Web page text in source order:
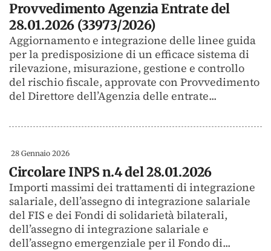
Provvedimento Agenzia Entrate del
28.01.2026 (33973/2026)
Aggiornamento e integrazione delle linee guida
per la predisposizione di un efficace sistema di
rilevazione, misurazione, gestione e controllo
del rischio fiscale, approvate con Provvedimento
del Direttore dell’Agenzia delle entrate...
28 Gennaio 2026
Circolare INPS n.4 del 28.01.2026
Importi massimi dei trattamenti di integrazione
salariale, dell’assegno di integrazione salariale
del FIS e dei Fondi di solidarietà bilaterali,
dell’assegno di integrazione salariale e
dell’assegno emergenziale per il Fondo di...